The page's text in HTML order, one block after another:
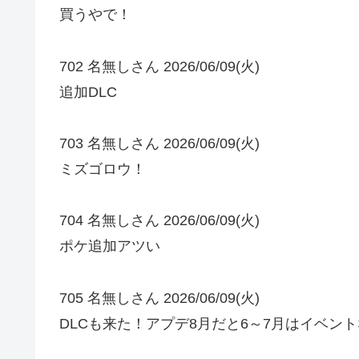
買うやで！
702 名無しさん 2026/06/09(火)
追加DLC
703 名無しさん 2026/06/09(火)
ミズゴロウ！
704 名無しさん 2026/06/09(火)
ポケ追加アツい
705 名無しさん 2026/06/09(火)
DLCも来た！アプデ8月だと6～7月はイベン